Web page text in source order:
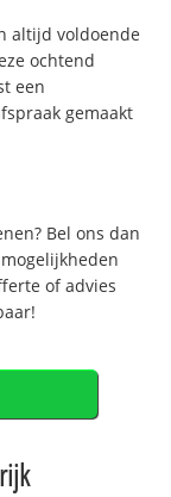
altijd voldoende
ochtend
een
gemaakt
Bel ons dan
of advies